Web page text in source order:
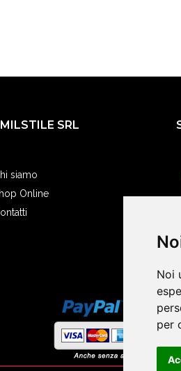
Noi
per
SRL
siamo
Online